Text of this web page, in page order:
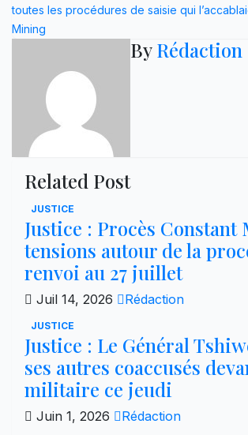
l’article
toutes les procédures de saisie qui
Mining
ByRédaction
Related Post
JUSTICE
Justice : Procès Constant
tensions autour de la
renvoi au 27 juillet
Juil 14, 2026 Rédaction
JUSTICE
Justice : Le Général
ses autres coaccusés
militaire ce jeudi
Juin 1, 2026 Rédaction